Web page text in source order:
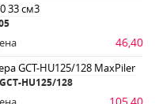
33 см3
46,40
GCT-HU125/128 MaxPiler
GCT-HU125/128